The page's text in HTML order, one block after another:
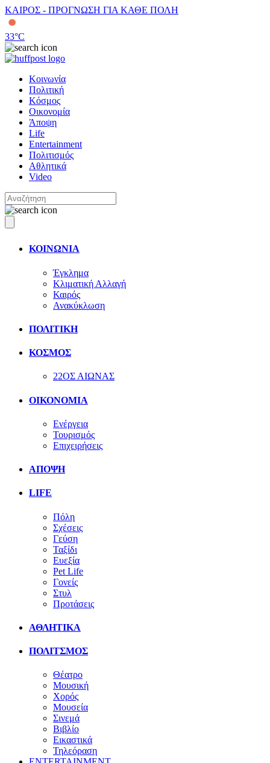
ΚΑΙΡΟΣ - ΠΡΟΓΝΩΣΗ ΓΙΑ ΚΑΘΕ ΠΟΛΗ
33°C
Κοινωνία
Πολιτική
Κόσμος
Οικονομία
Άποψη
Life
Entertainment
Πολιτισμός
Αθλητικά
Video
ΚΟΙΝΩΝΙΑ
Έγκλημα
Κλιματική Αλλαγή
Καιρός
Ανακύκλωση
ΠΟΛΙΤΙΚΗ
ΚΟΣΜΟΣ
22ΟΣ ΑΙΩΝΑΣ
ΟΙΚΟΝΟΜΙΑ
Ενέργεια
Τουρισμός
Επιχειρήσεις
ΑΠΟΨΗ
LIFE
Πόλη
Σχέσεις
Γεύση
Ταξίδι
Ευεξία
Pet Life
Γονείς
Στυλ
Προτάσεις
ΑΘΛΗΤΙΚΑ
ΠΟΛΙΤΣΜΟΣ
Θέατρο
Μουσική
Χορός
Μουσεία
Σινεμά
Βιβλίο
Εικαστικά
Τηλεόραση